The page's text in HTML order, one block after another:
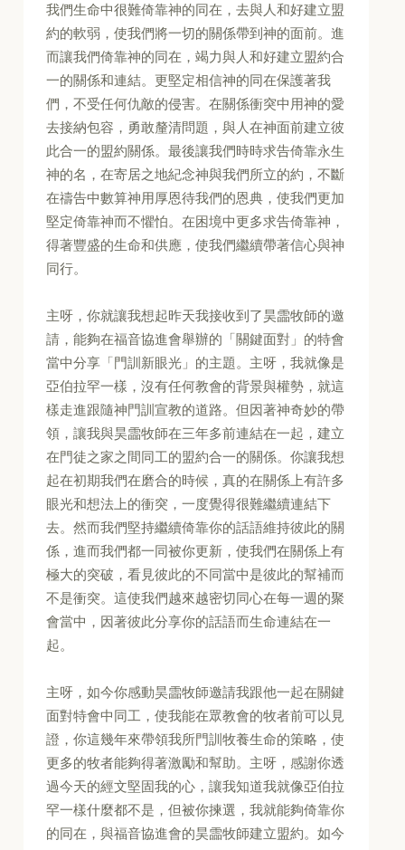
我們生命中很難倚靠神的同在，去與人和好建立盟
約的軟弱，使我們將一切的關係帶到神的面前。進
而讓我們倚靠神的同在，竭力與人和好建立盟約合
一的關係和連結。更堅定相信神的同在保護著我
們，不受任何仇敵的侵害。在關係衝突中用神的愛
去接納包容，勇敢釐清問題，與人在神面前建立彼
此合一的盟約關係。最後讓我們時時求告倚靠永生
神的名，在寄居之地紀念神與我們所立的約，不斷
在禱告中數算神用厚恩待我們的恩典，使我們更加
堅定倚靠神而不懼怕。在困境中更多求告倚靠神，
得著豐盛的生命和供應，使我們繼續帶著信心與神
同行。
主呀，你就讓我想起昨天我接收到了昊霝牧師的邀
請，能夠在福音協進會舉辦的「關鍵面對」的特會
當中分享「門訓新眼光」的主題。主呀，我就像是
亞伯拉罕一樣，沒有任何教會的背景與權勢，就這
樣走進跟隨神門訓宣教的道路。但因著神奇妙的帶
領，讓我與昊霝牧師在三年多前連結在一起，建立
在門徒之家之間同工的盟約合一的關係。你讓我想
起在初期我們在磨合的時候，真的在關係上有許多
眼光和想法上的衝突，一度覺得很難繼續連結下
去。然而我們堅持繼續倚靠你的話語維持彼此的關
係，進而我們都一同被你更新，使我們在關係上有
極大的突破，看見彼此的不同當中是彼此的幫補而
不是衝突。這使我們越來越密切同心在每一週的聚
會當中，因著彼此分享你的話語而生命連結在一
起。
主呀，如今你感動昊霝牧師邀請我跟他一起在關鍵
面對特會中同工，使我能在眾教會的牧者前可以見
證，你這幾年來帶領我所門訓牧養生命的策略，使
更多的牧者能夠得著激勵和幫助。主呀，感謝你透
過今天的經文堅固我的心，讓我知道我就像亞伯拉
罕一樣什麼都不是，但被你揀選，我就能夠倚靠你
的同在，與福音協進會的昊霝牧師建立盟約。如今